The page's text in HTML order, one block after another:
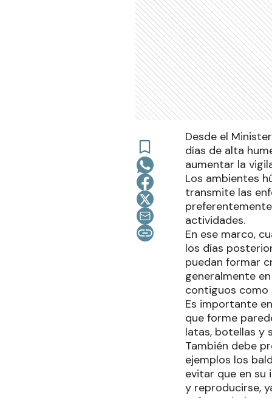
Desde el
días de alta
aumentar la
Los ambientes
transmite las
actividades.
En ese marco,
los días
puedan formar
generalmente
contiguos como
Es importante
que forme
latas, botellas y
También debe
ejemplos los
evitar que en su
y reproducirse,